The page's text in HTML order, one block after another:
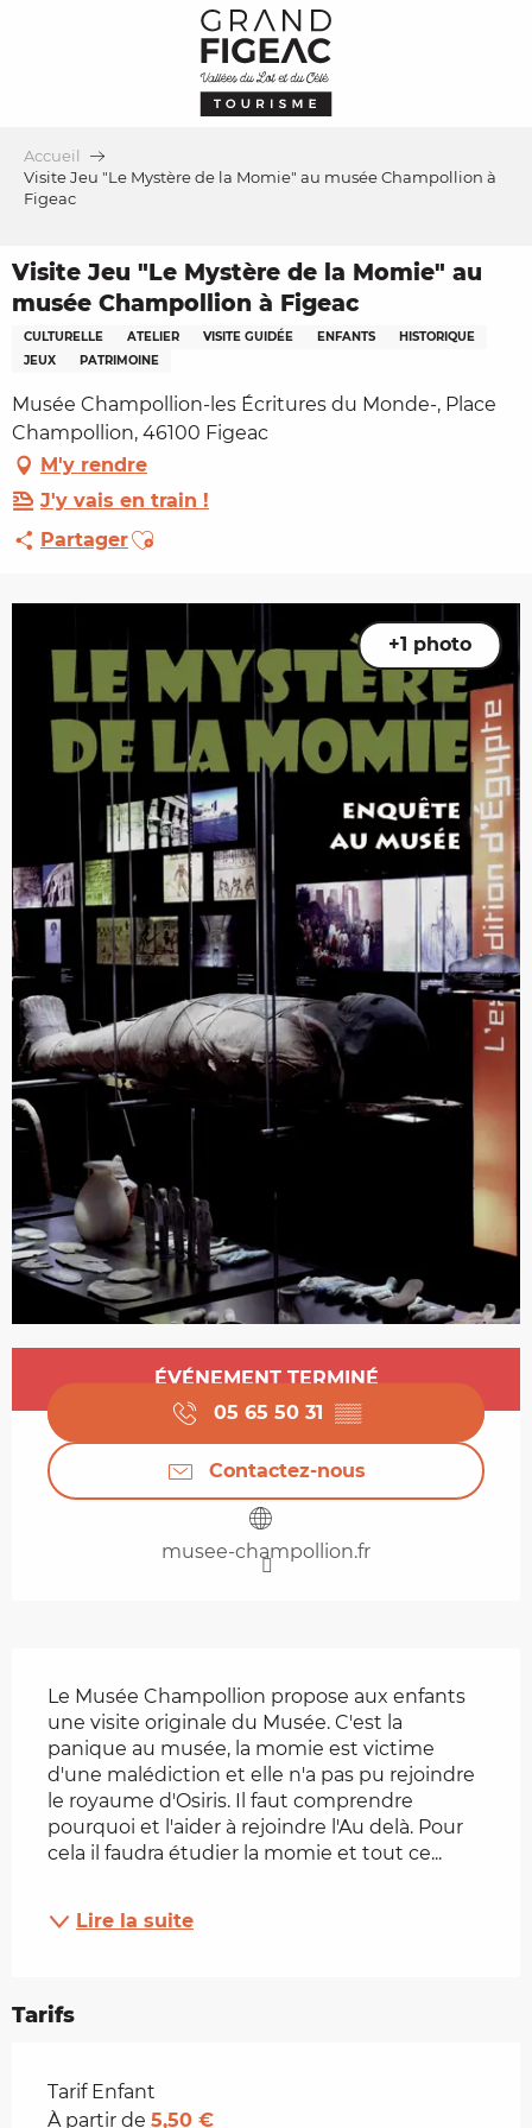
Accueil
Visite Jeu "Le Mystère de la Momie" au musée Champollion à
Figeac
Visite Jeu "Le Mystère de la Momie" au
musée Champollion à Figeac
CULTURELLE ATELIER VISITE GUIDÉE ENFANTS
HISTORIQUE
JEUX
PATRIMOINE
Musée Champollion-les Écritures du Monde-, Place
Champollion, 46100 Figeac
M'y rendre
J'y vais en train !
PartagerAjouter aux favoris
+1 photo
Ouverture et coordonnées
ÉVÉNEMENT TERMINÉ
05 65 50 31 ▒▒
Contactez-nous
musee-champollion.fr
Le Musée Champollion propose aux enfants
une visite originale du Musée. C'est la
panique au musée, la momie est victime
d'une malédiction et elle n'a pas pu rejoindre
le royaume d'Osiris. Il faut comprendre
pourquoi et l'aider à rejoindre l'Au delà. Pour
cela il faudra étudier la momie et tout ce...
Lire la suite
Tarifs
Tarifs 2026
Tarif Enfant
À partir de 5,50 €